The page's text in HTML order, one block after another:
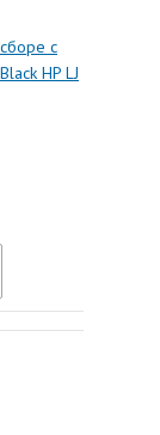
с
HP LJ